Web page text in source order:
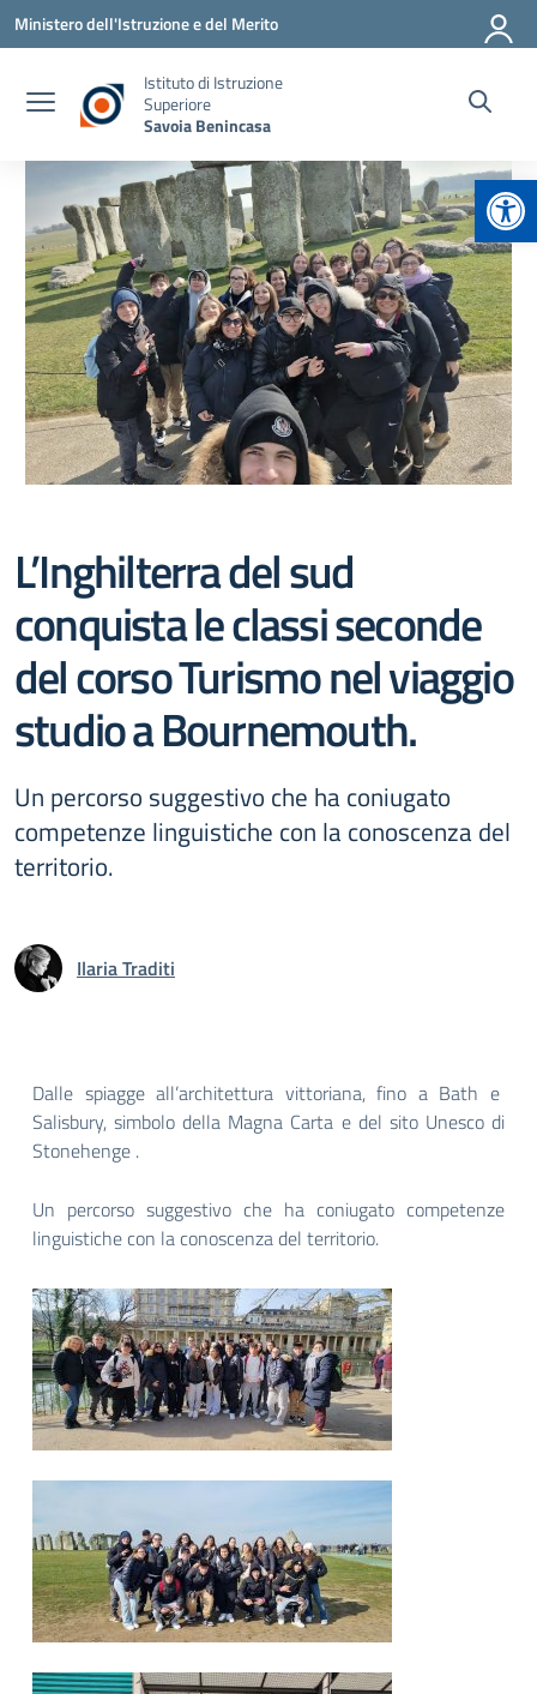
Vai ai contenuti
Vai al menu di navigazione
Vai al footer
Ministero dell'Istruzione e del Merito
Istituto di Istruzione
Superiore
Savoia Benincasa
L’Inghilterra del sud
conquista le classi seconde
del corso Turismo nel viaggio
studio a Bournemouth.
Un percorso suggestivo che ha coniugato
competenze linguistiche con la conoscenza del
territorio.
Ilaria Traditi
Dalle spiagge all’architettura vittoriana, fino a Bath e
Salisbury, simbolo della Magna Carta e del sito Unesco di
Stonehenge .
Un percorso suggestivo che ha coniugato competenze
linguistiche con la conoscenza del territorio.